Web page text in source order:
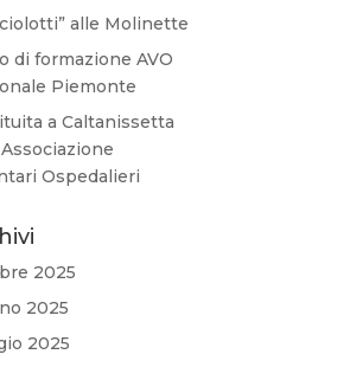
alle Molinette
di formazione AVO
Piemonte
a Caltanissetta
Ospedalieri
2025
2025
2025